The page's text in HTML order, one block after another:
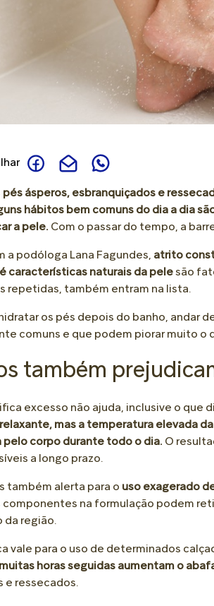
Seca
Para Bolha
Para Ressecamento
Para Perna Cansada
Creme de Assaduras
pés ásperos, esbranquiçados e
hábitos bem comuns do dia a dia
a pele. Com o passar do tempo, a
a podóloga Lana Fagundes, atrito
características naturais da pele são
repetidas, também entram na lista.
os pés depois do banho, andar
comuns e que podem piorar muito o
também
excesso não ajuda, inclusive o que
mas a temperatura elevada
pelo corpo durante todo o dia. O
a longo prazo.
também alerta para o uso exagerado
na formulação podem
da região.
vale para o uso de determinados
horas seguidas aumentam o
e ressecados.